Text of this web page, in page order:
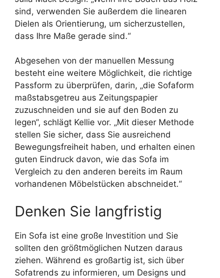
sind, verwenden Sie außerdem die linearen
Dielen als Orientierung, um sicherzustellen,
dass Ihre Maße gerade sind.“
Abgesehen von der manuellen Messung
besteht eine weitere Möglichkeit, die richtige
Passform zu überprüfen, darin, „die Sofaform
maßstabsgetreu aus Zeitungspapier
zuzuschneiden und sie auf den Boden zu
legen“, schlägt Kellie vor. „Mit dieser Methode
stellen Sie sicher, dass Sie ausreichend
Bewegungsfreiheit haben, und erhalten einen
guten Eindruck davon, wie das Sofa im
Vergleich zu den anderen bereits im Raum
vorhandenen Möbelstücken abschneidet.“
Denken Sie langfristig
Ein Sofa ist eine große Investition und Sie
sollten den größtmöglichen Nutzen daraus
ziehen. Während es großartig ist, sich über
Sofatrends zu informieren, um Designs und